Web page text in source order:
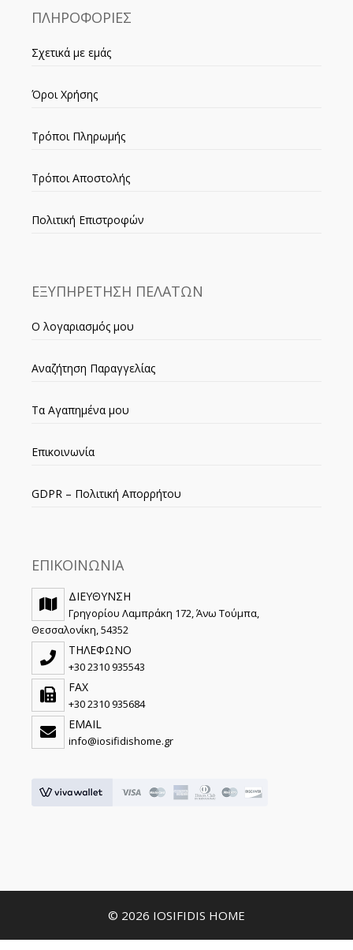
ΠΛΗΡΟΦΟΡΙΕΣ
Σχετικά με εμάς
Όροι Χρήσης
Τρόποι Πληρωμής
Τρόποι Αποστολής
Πολιτική Επιστροφών
ΕΞΥΠΗΡΕΤΗΣΗ ΠΕΛΑΤΩΝ
Ο λογαριασμός μου
Αναζήτηση Παραγγελίας
Τα Αγαπημένα μου
Επικοινωνία
GDPR – Πολιτική Απορρήτου
ΕΠΙΚΟΙΝΩΝΙΑ
ΔΙΕΥΘΥΝΣΗ
Γρηγορίου Λαμπράκη 172, Άνω Τούμπα,
Θεσσαλονίκη, 54352
ΤΗΛΕΦΩΝΟ
+30 2310 935543
FAX
+30 2310 935684
EMAIL
info@iosifidishome.gr
© 2026 IOSIFIDIS HOME